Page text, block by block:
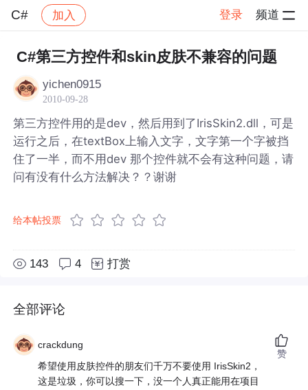
C# 加入 登录 频道
社区 C# 帖子详情
C#第三方控件和skin皮肤不兼容的问题
yichen0915
2010-09-28
第三方控件用的是dev，然后用到了IrisSkin2.dll，可是
运行之后，在textBox上输入文字，文字第一个字被挡
住了一半，而不用dev 那个控件就不会有这种问题，请
问有没有什么方法解决？？谢谢
给本帖投票
143 4 打赏
全部评论
crackdung
希望使用皮肤控件的朋友们千万不要使用 IrisSkin2，
这是垃圾，你可以搜一下，没一个人真正能用在项目
赞